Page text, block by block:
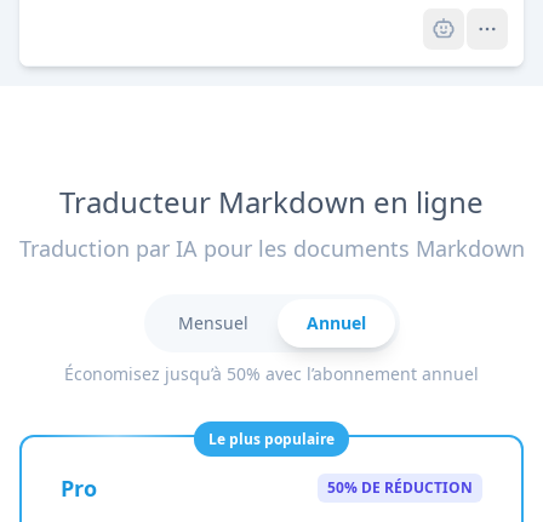
Traducteur Markdown en ligne
Traduction par IA pour les documents Markdown
Mensuel Annuel
Économisez jusqu’à 50% avec l’abonnement annuel
Le plus populaire
Pro 50% DE RÉDUCTION